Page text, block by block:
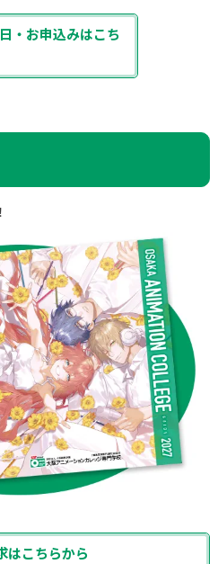
・お申込みはこち
はこちらから